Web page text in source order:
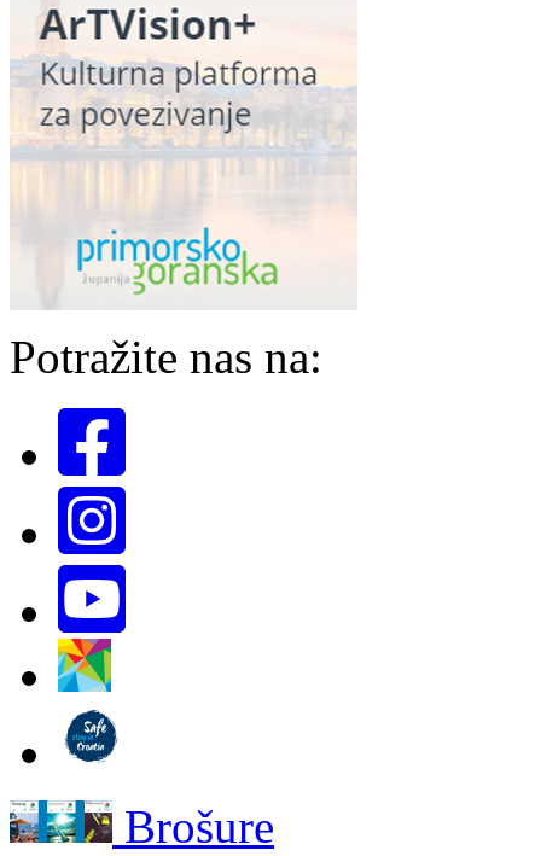
Potražite nas na:
Brošure